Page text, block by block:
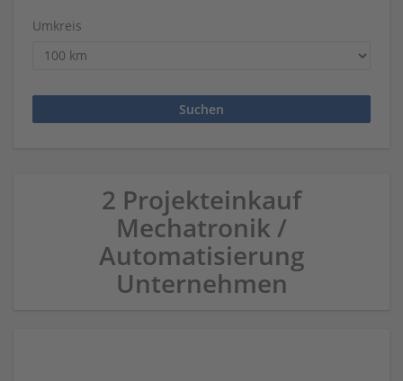
Umkreis
2 Projekteinkauf
Mechatronik /
Automatisierung
Unternehmen